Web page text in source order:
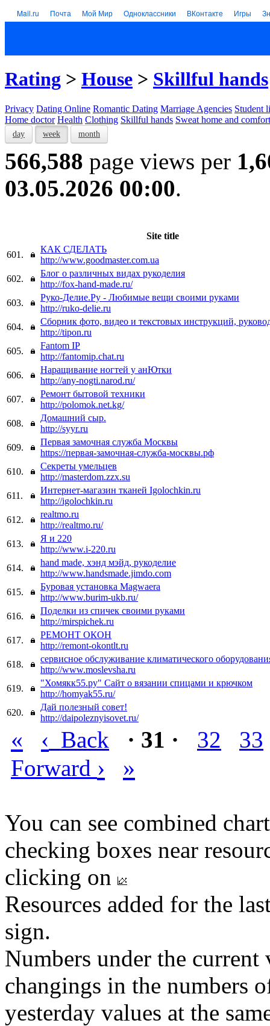
Mail.ru Почта Мой Мир Одноклассники ВКонтакте Игры
Rating > House > Skillful hands
Privacy Dating Online Romantic Dating Marriage Agencies Student
Home doctor Health Clothing Skillful hands Sweat home and comfort
day week month
566,588 page views per
03.05.2026 00:00.
Site title
601.
КАК СДЕЛАТЬ
http://www.goodmaster.com.ua
602.
Блог о различных видах рукоделия
http://fox-hand-made.ru/
603.
Руко-Делие.Ру - Любимые вещи своими руками
http://ruko-delie.ru
604.
Сборник фото, видео и текстовых инструкций,
http://tipon.ru
605.
Fantom IP
http://fantomip.chat.ru
606.
Наращивание ногтей у анЮтки
http://any-nogti.narod.ru/
607.
Ремонт бытовой техники
http://polomok.net.kg/
608.
Домашний сыр.
http://syyr.ru
609.
Первая замочная служба Москвы
https://первая-замочная-служба-москвы.рф
610.
Секреты умельцев
http://masterdom.zzx.su
611.
Интернет-магазин тканей Igolochkin.ru
http://igolochkin.ru
612.
realtmo.ru
http://realtmo.ru/
613.
Я и 220
http://www.i-220.ru
614.
hand made, хэнд мэйд, рукоделие
http://www.handsmade.jimdo.com
615.
Буровая установка Magwaera
http://www.burim-ukb.ru/
616.
Поделки из спичек своими руками
http://mirspichek.ru
617.
РЕМОНТ ОКОН
http://remont-okontlt.ru
618.
сервисное обслуживание климатического
http://www.moslevsha.ru
619.
"Хомякк55.ру" Сайт о вязании спицами и крючком
http://homyak55.ru/
620.
Дай полезный совет!
http://daipoleznyisovet.ru/
« ‹ Back · 31 · 32
33
Forward › »
You can see combined
checking boxes near
clicking on
Resources added for the
sign.
Numbers under the
changings in the numbers
yesterday values at the